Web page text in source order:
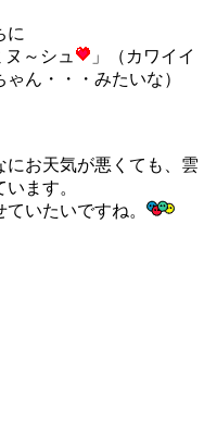
に
～シュ
」（カワイイ
ん・・・みたいな）
にお天気が悪くても、雲
ます。
いたいですね。